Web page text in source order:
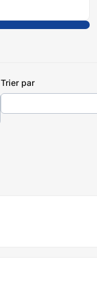
Trier
par
Trier par